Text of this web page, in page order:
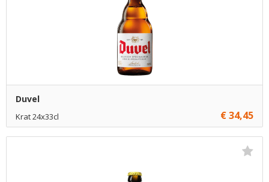
Duvel
Krat 24x33cl € 34,45